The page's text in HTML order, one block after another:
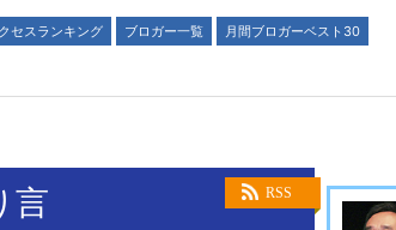
セスランキング ブロガー一覧
月間ブロガーベスト30
RSS
言